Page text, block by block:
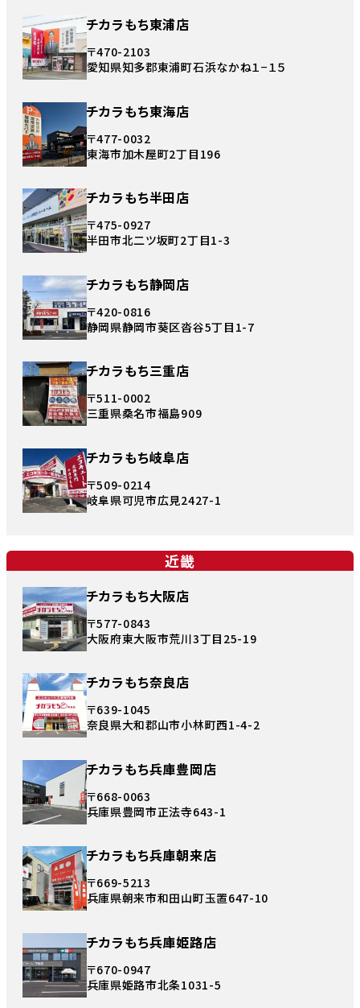
チカラもち東浦店
〒470-2103
愛知県知多郡東浦町石浜なかね１−１５
チカラもち東海店
〒477-0032
東海市加木屋町2丁目196
チカラもち半田店
〒475-0927
半田市北二ツ坂町2丁目1-3
チカラもち静岡店
〒420-0816
静岡県静岡市葵区沓谷5丁目1-7
チカラもち三重店
〒511-0002
三重県桑名市福島909
チカラもち岐阜店
〒509-0214
岐阜県可児市広見2427-1
近畿
チカラもち大阪店
〒577-0843
大阪府東大阪市荒川3丁目25-19
チカラもち奈良店
〒639-1045
奈良県大和郡山市小林町西1-4-2
チカラもち兵庫豊岡店
〒668-0063
兵庫県豊岡市正法寺643-1
チカラもち兵庫朝来店
〒669-5213
兵庫県朝来市和田山町玉置647-10
チカラもち兵庫姫路店
〒670-0947
兵庫県姫路市北条1031-5